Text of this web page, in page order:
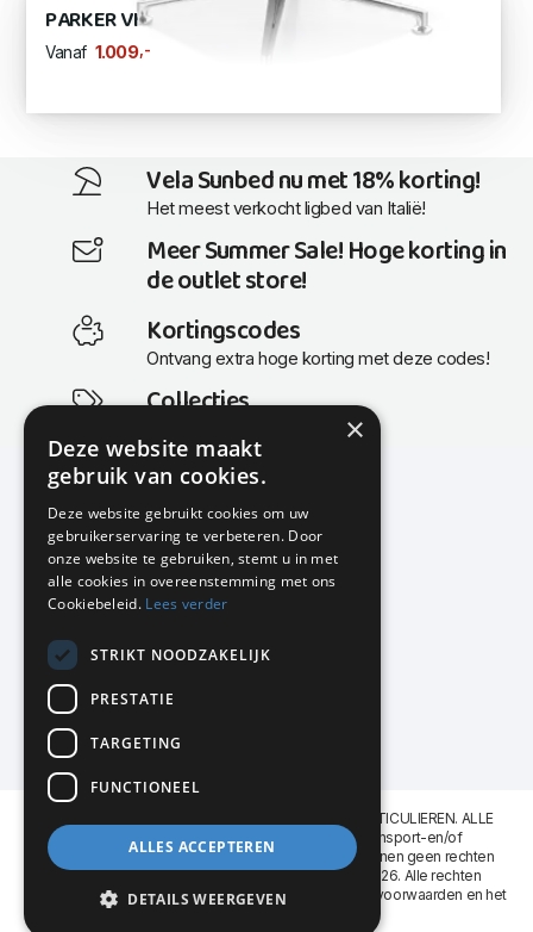
PARKER VI
Vanaf 1.009,-
Vela Sunbed nu met 18% korting!
Het meest verkocht ligbed van Italië!
Meer Summer Sale! Hoge korting in
de outlet store!
Kortingscodes
Ontvang extra hoge korting met deze codes!
Collecties
Actuele en populaire collecties
KMP Kantoormeubilair
Airport Business Park
Frankfurtstraat 29-31
1175 RH Lijnden
020-617 01 26
info@kmpkantoormeubilair.nl
Facebook
Instagram
KMP Kantoormeubilair levert aan BEDRIJVEN en PARTICULIEREN. ALLE
GENOEMDE PRIJZEN ZIJN EXCL. 21% B.T.W. Transport-en/of
Montagekosten op aanvraag. Aan deze website kunnen geen rechten
worden ontleend. KMP Kantoormeubilair VOF © 2026. Alle rechten
voorbehouden. Lees voor gebruik graag de
leveringsvoorwaarden en het
×
Deze website maakt
gebruik van cookies.
Deze website gebruikt cookies om uw
gebruikerservaring te verbeteren. Door
onze website te gebruiken, stemt u in met
alle cookies in overeenstemming met ons
Cookiebeleid. Lees verder
STRIKT NOODZAKELIJK
PRESTATIE
TARGETING
FUNCTIONEEL
ALLES ACCEPTEREN
DETAILS WEERGEVEN